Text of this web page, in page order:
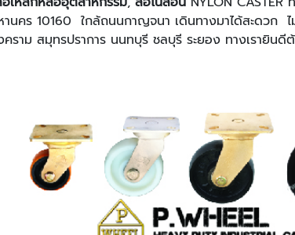
นคร 10160 ใกล้ถนนกาญจนา เดินทางมาได้สะดวก ไ
ราม สมุทรปราการ นนทบุรี ชลบุรี ระยอง ทางเรายิน